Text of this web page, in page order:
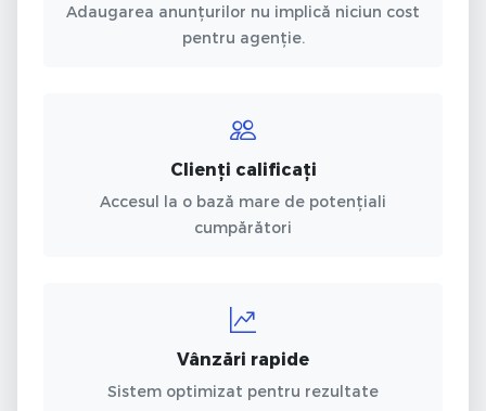
Adaugarea anunțurilor nu implică niciun cost
pentru agenție.
Clienți calificați
Accesul la o bază mare de potențiali
cumpărători
Vânzări rapide
Sistem optimizat pentru rezultate